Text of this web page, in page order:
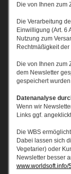
Die von Ihnen zum
Die Verarbeitung
Einwilligung (Art. 6
Nutzung zum
Rechtmäßigkeit
Die von Ihnen zum
dem Newsletter
gespeichert
Datenanalyse
Wenn wir
Links ggf.
Die WBS
Dabei lassen sich
Vegetarier) oder
Newsletter besser
www.worldsoft.info/